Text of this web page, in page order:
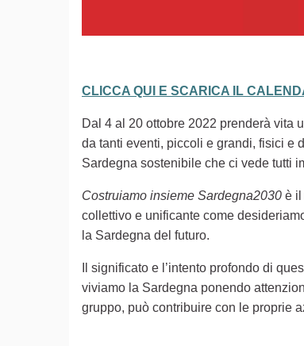
CLICCA QUI E SCARICA IL
Dal 4 al 20 ottobre 2022 prenderà vita
da tanti eventi, piccoli e grandi, fisici e
Sardegna sostenibile che ci vede tutti
Costruiamo insieme Sardegna2030 è il
collettivo e unificante come
la Sardegna del futuro.
Il significato e l’intento profondo di
viviamo la Sardegna ponendo
gruppo, può contribuire con le proprie